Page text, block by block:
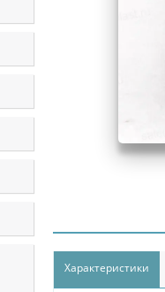
Характеристики